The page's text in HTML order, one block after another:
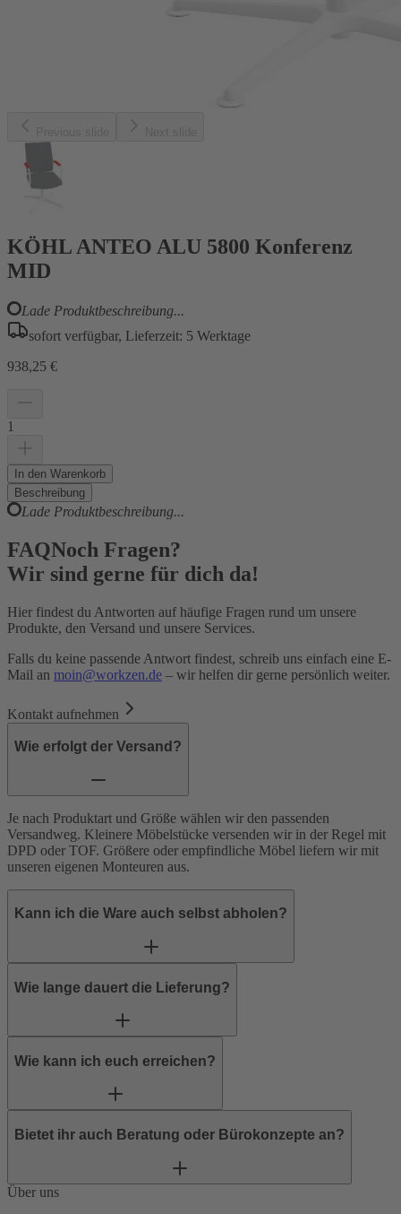
KÖHL ANTEO ALU 5800 Konferenz
MID
Lade Produktbeschreibung...
sofort verfügbar, Lieferzeit: 5 Werktage
938,25 €
1
In den Warenkorb
Beschreibung
Lade Produktbeschreibung...
FAQNoch Fragen?
Wir sind gerne für dich da!
Hier findest du Antworten auf häufige Fragen rund um unsere
Produkte, den Versand und unsere Services.
Falls du keine passende Antwort findest, schreib uns einfach eine E-
Mail an moin@workzen.de – wir helfen dir gerne persönlich weiter.
Kontakt aufnehmen
Wie erfolgt der Versand?
Je nach Produktart und Größe wählen wir den passenden
Versandweg. Kleinere Möbelstücke versenden wir in der Regel mit
DPD oder TOF. Größere oder empfindliche Möbel liefern wir mit
unseren eigenen Monteuren aus.
Kann ich die Ware auch selbst abholen?
Wie lange dauert die Lieferung?
Wie kann ich euch erreichen?
Bietet ihr auch Beratung oder Bürokonzepte an?
Über uns